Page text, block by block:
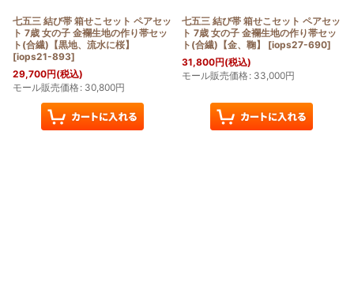
七五三 結び帯 箱せこセット ペアセッ
ト 7歳 女の子 金襴生地の作り帯セッ
ト(合繊)【黒地、流水に桜】
[iops21-893]
29,700円(税込)
モール販売価格: 30,800円
七五三 結び帯 箱せこセット ペアセッ
ト 7歳 女の子 金襴生地の作り帯セッ
ト(合繊)【金、鞠】
[iops27-690]
31,800円(税込)
モール販売価格: 33,000円